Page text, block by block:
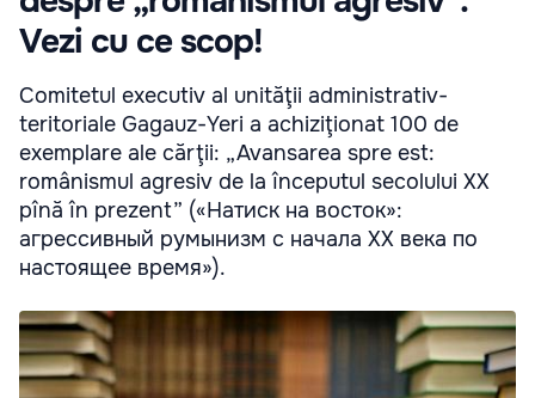
Vezi cu ce scop!
Comitetul executiv al unităţii administrativ-
teritoriale Gagauz-Yeri a achiziţionat 100 de
exemplare ale cărţii: „Avansarea spre est:
românismul agresiv de la începutul secolului XX
pînă în prezent” («Натиск на восток»:
агрессивный румынизм с начала XX века по
настоящее время»).